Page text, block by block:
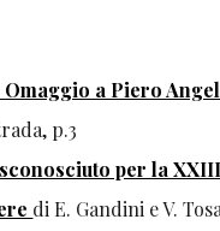
a Piero
p.3
per la
di E. Gandini e V.